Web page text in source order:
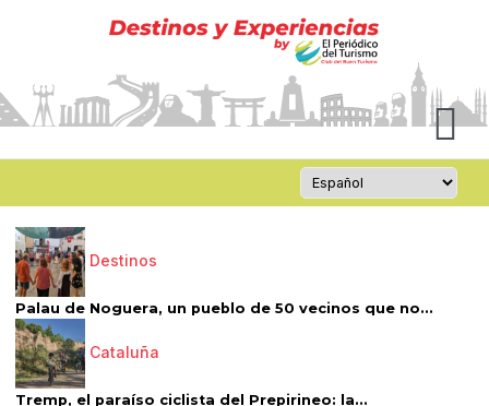
Destinos
Palau de Noguera, un pueblo de 50 vecinos que no...
Cataluña
Tremp, el paraíso ciclista del Prepirineo: la...